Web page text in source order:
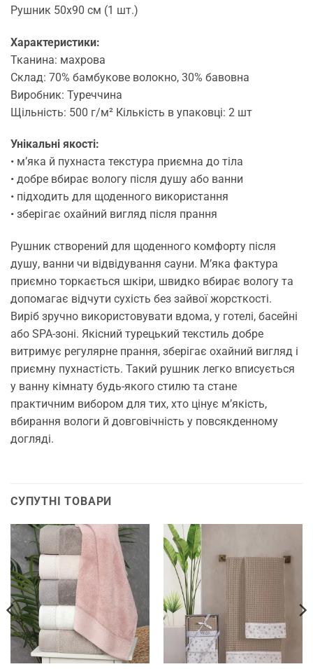
Рушник 50х90 см (1 шт.)
Характеристики:
Тканина: махрова
Склад: 70% бамбукове волокно, 30% бавовна
Виробник: Туреччина
Щільність: 500 г/м² Кількість в упаковці: 2 шт
Унікальні якості:
• м’яка й пухнаста текстура приємна до тіла
• добре вбирає вологу після душу або ванни
• підходить для щоденного використання
• зберігає охайний вигляд після прання
Рушник створений для щоденного комфорту після
душу, ванни чи відвідування сауни. М’яка фактура
приємно торкається шкіри, швидко вбирає вологу та
допомагає відчути сухість без зайвої жорсткості.
Виріб зручно використовувати вдома, у готелі, басейні
або SPA-зоні. Якісний турецький текстиль добре
витримує регулярне прання, зберігає охайний вигляд і
приємну пухнастість. Такий рушник легко вписується
у ванну кімнату будь-якого стилю та стане
практичним вибором для тих, хто цінує м’якість,
вбирання вологи й довговічність у повсякденному
догляді.
СУПУТНІ ТОВАРИ